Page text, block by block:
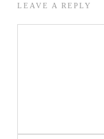
LEAVE A REPLY